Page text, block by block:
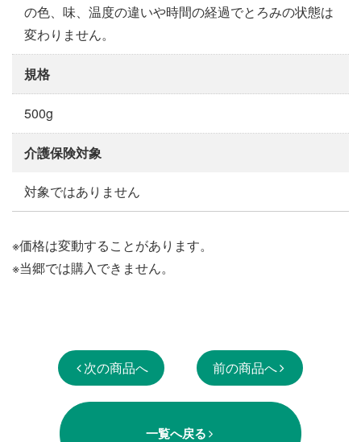
の色、味、温度の違いや時間の経過でとろみの状態は
変わりません。
規格
500g
介護保険対象
対象ではありません
※価格は変動することがあります。
※当郷では購入できません。
次の商品へ 前の商品へ
一覧へ戻る